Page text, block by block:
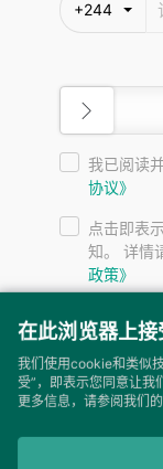
在此浏览器上
我们使用cookie和类似
更多信息，请参阅我们
+244
我已阅读
协议》
点击即表
知。 详情
政策》